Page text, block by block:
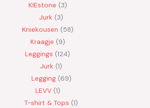
KIEstone 3
Jurk 3
Kniekousen 58
Kraagje 9
Leggings 124
Jurk 1
Legging 69
LEVV 1
T-shirt & Tops 1